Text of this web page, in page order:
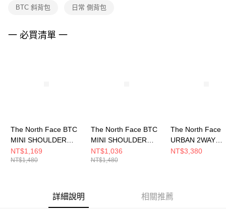
任。
請求用戶進行身份認證。
５．嚴禁一人註冊多個帳號或使用他人資訊註冊。若發現惡意使用之情形，
BTC 斜背包 日常 側背包
一 必買清單 一
The North Face BTC
MINI SHOULDER
BAG - AP 男女 側背包
NF0A8C6F2MB
NT$1,169
NT$1,480
The North Face BTC
MINI SHOULDER
BAG - AP 男女 側背包
NF0A8C6F3X4
NT$1,036
NT$1,480
The North Face
URBAN 2WAY
SHOULDER
NT$3,380
詳細說明 相關推薦